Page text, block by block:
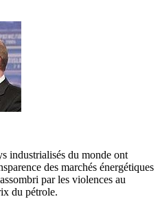
industrialisés du monde ont
des marchés énergétiques
par les violences au
du pétrole.